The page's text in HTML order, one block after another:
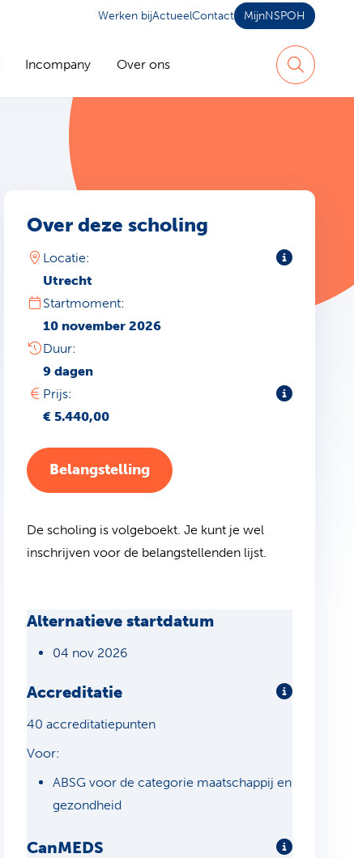
Werken bijActueelContact MijnNSPOH
Incompany Over ons
Zoeken
Over deze scholing
Locatie:
Utrecht
Startmoment:
10 november 2026
Duur:
9 dagen
Prijs:
€ 5.440,00
Belangstelling
De scholing is volgeboekt. Je kunt je wel
inschrijven voor de belangstellenden lijst.
Alternatieve startdatum
04 nov 2026
Accreditatie Meer
40 accreditatiepunten
Voor:
ABSG voor de categorie maatschappij en
gezondheid
CanMEDS Meer